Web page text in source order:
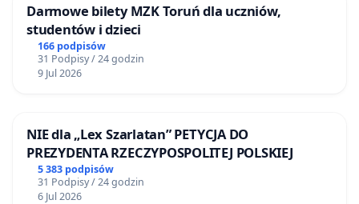
Darmowe bilety MZK Toruń dla uczniów,
studentów i dzieci
166 podpisów
31 Podpisy / 24 godzin
9 Jul 2026
NIE dla „Lex Szarlatan” PETYCJA DO
PREZYDENTA RZECZYPOSPOLITEJ POLSKIEJ
5 383 podpisów
31 Podpisy / 24 godzin
6 Jul 2026